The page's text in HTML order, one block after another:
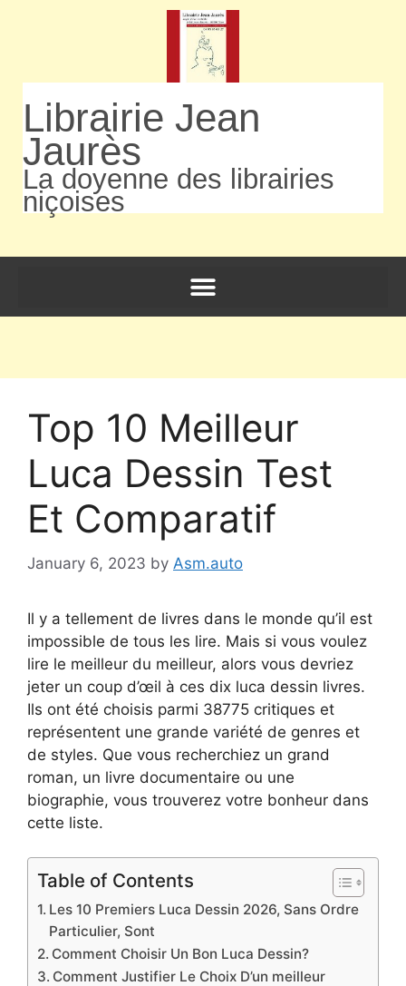
Librairie Jean
Jaurès
La doyenne des librairies
niçoises
Top 10 Meilleur
Luca Dessin Test
Et Comparatif
January 6, 2023 by Asm.auto
Il y a tellement de livres dans le monde qu’il est
impossible de tous les lire. Mais si vous voulez
lire le meilleur du meilleur, alors vous devriez
jeter un coup d’œil à ces dix luca dessin livres.
Ils ont été choisis parmi 38775 critiques et
représentent une grande variété de genres et
de styles. Que vous recherchiez un grand
roman, un livre documentaire ou une
biographie, vous trouverez votre bonheur dans
cette liste.
Table of Contents
Les 10 Premiers Luca Dessin 2026, Sans Ordre
Particulier, Sont
Comment Choisir Un Bon Luca Dessin?
Comment Justifier Le Choix D’un meilleur